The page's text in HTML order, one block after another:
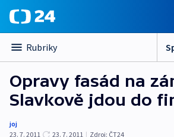
Rubriky
Opravy fasád na
Slavkově jdou do
joj
23. 7. 2011
23. 7. 2011 | Zdroj: ČT24